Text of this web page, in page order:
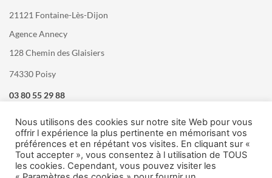
21121 Fontaine-Lès-Dijon
Agence Annecy
128 Chemin des Glaisiers
74330 Poisy
03 80 55 29 88
Nous utilisons des cookies sur notre site Web pour vous
offrir l expérience la plus pertinente en mémorisant vos
préférences et en répétant vos visites. En cliquant sur «
Tout accepter », vous consentez à l utilisation de TOUS
les cookies. Cependant, vous pouvez visiter les